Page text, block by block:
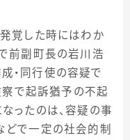
覚した時にはわか
前副町長の岩川浩
・同行使の容疑で
察で起訴猶予の不起
ったのは、容疑の事
どで一定の社会的制